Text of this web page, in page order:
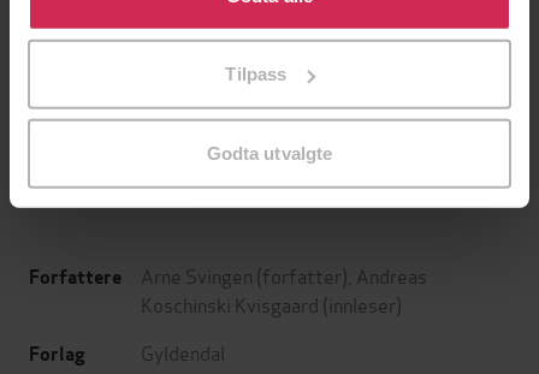
tilpasse ditt samtykke til spesifikke formål ved å klikke
Tilpass
Godta utvalgte
Jo Nesbø
Jørn Lier Horst
Forfattere Arne Svingen (forfatter), Andreas
Koschinski Kvisgaard (innleser)
Forlag Gyldendal